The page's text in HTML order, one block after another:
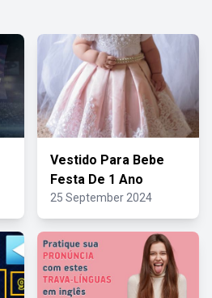
Vestido Para Bebe
Festa De 1 Ano
25 September 2024